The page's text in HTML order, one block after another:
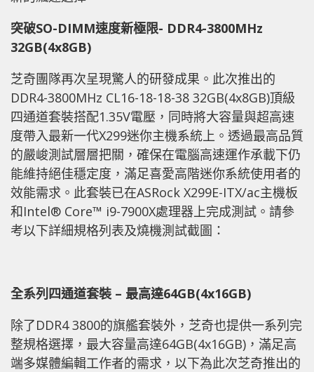
突破SO-DIMM速度新極限- DDR4-3800MHz
32GB(4x8GB)
芝奇團隊再次呈現驚人的研發成果。此次推出的
DDR4-3800MHz CL16-18-18-38 32GB(4x8GB)頂級
四通道套裝搭配1.35V電壓，同時將大容量與超高速
度帶入最新一代X299迷你主機系統上。透過最高品質
的嚴峻測試層層把關，確保在電腦高速運作承載下仍
能維持絕佳穩定度，滿足喜愛高階迷你系統使用者的
效能需求。此套裝已在ASRock X299E-ITX/ac主機板
和Intel® Core™ i9-7900X處理器上完成測試。請參
考以下詳細規格列表及燒機測試截圖：
全系列四通道套裝 – 最高達64GB(4x16GB)
除了DDR4 3800的旗艦套裝外，芝奇也提供一系列完
整規格選擇，最大容量高達64GB(4x16GB)，滿足高
端多媒體編輯工作者的需求，以下為此次芝奇推出的